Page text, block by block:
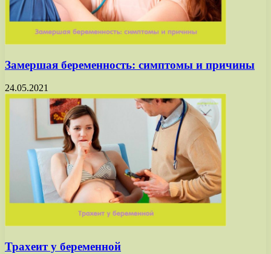
Замершая беременность: симптомы и причины
24.05.2021
Трахеит у беременной